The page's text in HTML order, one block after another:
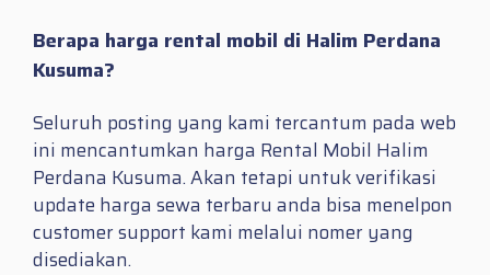
Berapa harga rental mobil di Halim Perdana
Kusuma?
Seluruh posting yang kami tercantum pada web
ini mencantumkan harga Rental Mobil Halim
Perdana Kusuma. Akan tetapi untuk verifikasi
update harga sewa terbaru anda bisa menelpon
customer support kami melalui nomer yang
disediakan.